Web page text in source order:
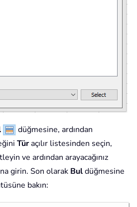
düğmesine, ardından
Türaçılır listesinden seçin,
ve ardından arayacağınız
girin. Son olarak Buldüğmesine
bakın: